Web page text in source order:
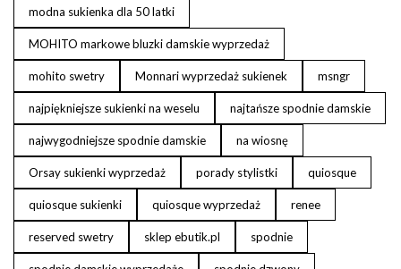
modna sukienka dla 50 latki
MOHITO markowe bluzki damskie wyprzedaż
mohito swetry Monnari wyprzedaż sukienek msngr
najpiękniejsze sukienki na weselu najtańsze spodnie damskie
najwygodniejsze spodnie damskie na wiosnę
Orsay sukienki wyprzedaż porady stylistki quiosque
quiosque sukienki quiosque wyprzedaż renee
reserved swetry sklep ebutik.pl spodnie